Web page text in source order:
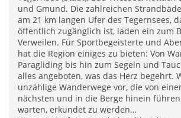
und Gmund. Die zahlreichen
am 21 km langen Ufer des Tegernsees,
öffentlich zugänglich ist, laden ein zum
Verweilen. Für Sportbegeisterte und
hat die Region einiges zu bieten: Von
Paragliding bis hin zum Segeln und
alles angeboten, was das Herz begehrt.
unzählige Wanderwege vor, die von
nächsten und in die Berge hinein
warten, erkundet zu werden…